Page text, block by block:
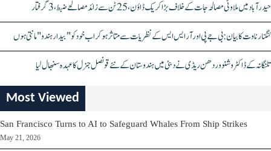
حیدرآباد میں ملاوٹی مصالحہ جات کے خلاف بڑا کریک ڈاؤن، 25 ٹن سے زائد مصالحے ضبط، 3 گرفتار
کنگنا رناوت کا بیان: بی جے پی اور آر ایس ایس کے نظریات سے متاثر ہو کر اب خود کو "بیدار ہندو" مانتی ہوں
تلنگانہ کے ڈاکٹر وشنو وردھن ریڈی نے دبئی میں ہندوستان کے نئے قونصل جنرل کا عہدہ سنبھال لیا
Most Viewed
San Francisco Turns to AI to Safeguard Whales From Ship Strikes
May 21, 2026